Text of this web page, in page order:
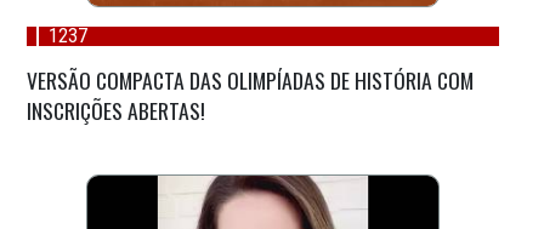
1237
VERSÃO COMPACTA DAS OLIMPÍADAS DE HISTÓRIA COM
INSCRIÇÕES ABERTAS!